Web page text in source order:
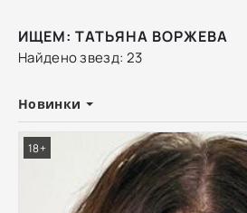
ИЩЕМ: ТАТЬЯНА ВОРЖЕВА
Найдено звезд: 23
Новинки
18+